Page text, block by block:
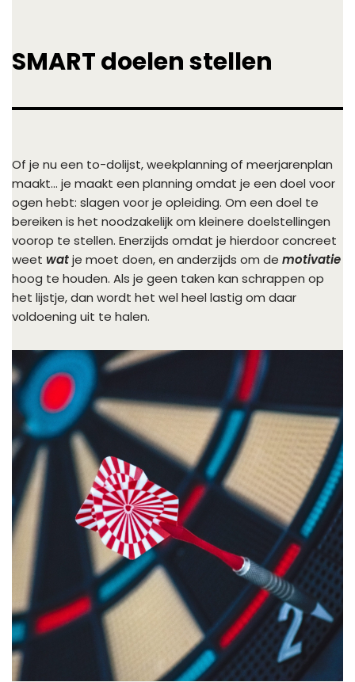
SMART doelen stellen
Of je nu een to-dolijst, weekplanning of meerjarenplan
maakt… je maakt een planning omdat je een doel voor
ogen hebt: slagen voor je opleiding. Om een doel te
bereiken is het noodzakelijk om kleinere doelstellingen
voorop te stellen. Enerzijds omdat je hierdoor concreet
weet watje moet doen, en anderzijds om de motivatie
hoog te houden. Als je geen taken kan schrappen op
het lijstje, dan wordt het wel heel lastig om daar
voldoening uit te halen.